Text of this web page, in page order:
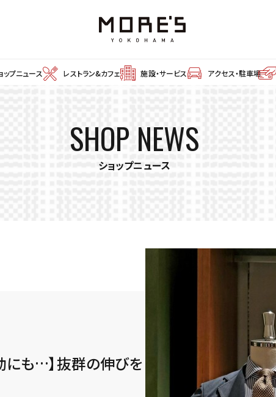
ップニュース レストラン&カフェ 施設・サービス アクセス・駐車場
SHOP NEWS
ショップニュース
にも…】抜群の伸びを